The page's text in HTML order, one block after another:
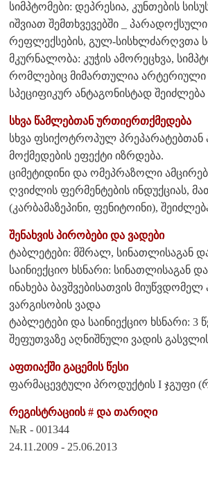
სიმპტომები: დეპრესია, კუნთების
იშვიათ შემთხვევებში _
რეფლექსების, გულ-სისხლძარღვთა
მკურნალობა: კუჭის ამორეცხვა,
რომლებიც მიმართულია არტერიული
სპეციფიკურ ანტაგონისტად
სხვა წამლებთან ურთიერთქმედება
სხვა ფსიქოტროპულ
მოქმედების ეფექტი იზრდება.
ციმეტიდინი და ომეპრაზოლი
ღვიძლის ფერმენტების ინდუქციას,
(კარბამაზეპინი, ფენიტოინი),
შენახვის პირობები და ვადები
ტაბლეტები: მშრალ, სინათლისაგან
საინიექციო ხსნარი: სინათლისაგან
ინახება ბავშვებისათვის
ვარგისობის ვადა
ტაბლეტები და საინიექციო ხსნარი: 3
შეფუთვაზე აღნიშნული ვადის
აფთიაქში გაცემის წესი
ფარმაცევტული პროდუქტის I ჯგუფი
რეგისტრაციის # და თარიღი
№R - 001344
24.11.2009 - 25.06.2013